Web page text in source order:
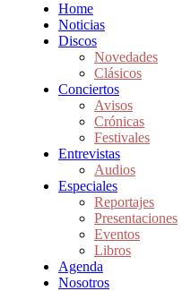
Home
Noticias
Discos
Novedades
Clásicos
Conciertos
Avisos
Crónicas
Festivales
Entrevistas
Audios
Especiales
Reportajes
Presentaciones
Eventos
Libros
Agenda
Nosotros